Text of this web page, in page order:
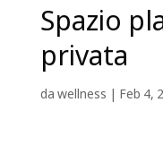
Spazio
privata
dawellness | Feb 4,